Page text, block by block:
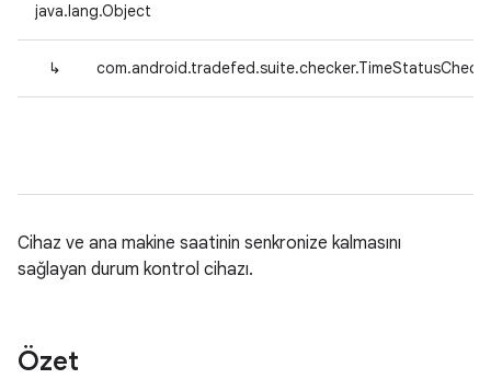
java.lang.Object
↳
Cihaz ve ana makine saatinin senkronize kalmasını
sağlayan durum kontrol cihazı.
Özet